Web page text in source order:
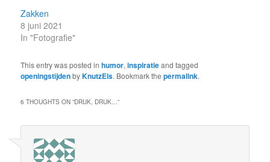
Zakken
8 juni 2021
In "Fotografie"
This entry was posted inhumor,inspiratieand tagged
openingstijdenbyKnutzEls. Bookmark thepermalink.
6 THOUGHTS ON “DRUK, DRUK…”